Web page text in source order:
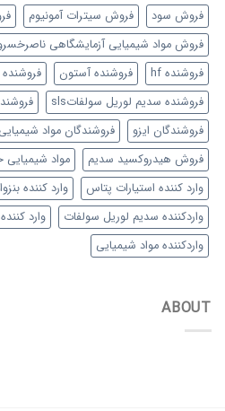
فروش سود
فروش سیترات آمونیوم
فروش مواد شیمیایی آزمایشگاهی
فروشنده hf
فروشنده آستون
فروشنده
فروشنده سدیم لوریل سولفاتsls
فروشندگان ایزو
فروشندگان مواد شیمیایی
فروش هیدروکسید سدیم
مواد شیمیایی
وارد کننده استیارات پتاس
وارد کننده
واردکننده سدیم لوریل سولفات
وارد
واردکننده مواد شیمیایی
ABOUT